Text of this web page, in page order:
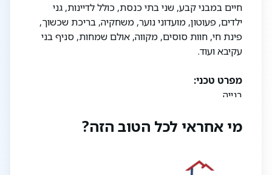
חיים במבני קבע, שני בתי כנסת, כולל לדיינות, גני
ילדים, פעוטון, מועדוני נוער, משחקיה, בריכת שכשוך,
פינת חי, חוות סוסים, מקווה, אולם שמחות, סניף בני
עקיבא ועוד.
מפרט טכני:
בנייה
- דלת פלדלת בכניסה לדירה
- ריצוף 60*60 ריצוף בכל הבית למעט חדרי רחצה
מי אחראי לכל הטוב הזה?